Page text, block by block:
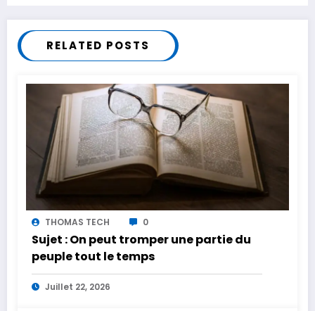
RELATED POSTS
THOMAS TECH 0
Sujet : On peut tromper une partie du
peuple tout le temps
Juillet 22, 2026